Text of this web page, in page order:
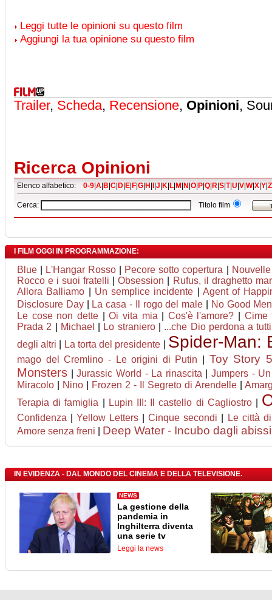
Leggi tutte le opinioni su questo film
Aggiungi la tua opinione su questo film
Trailer, Scheda, Recensione, Opinioni,
Ricerca Opinioni
Elenco alfabetico: 0-9 A B C D E F G H J K L M N O P Q R S T|U V W|X Y Z
Cerca: Titolo film
I FILM OGGI IN PROGRAMMAZIONE:
Blue L'Hangar Rosso Pecore sotto copertura
Rocco e i suoi fratelli |Obsession
Rufus, il draghetto
Allora Balliamo
Un semplice incidente
Agent of
Disclosure Day| La casa - Il rogo del male
No Good Men
Le cose non dette|Oi vita mia Cos'è l'amore?
Cime
Prada 2
Michael Lo straniero| ...che Dio perdona a tutti
degli altri
La torta del presidente Spider-Man:
mago del Cremlino - Le origini di Putin Toy Story 5
Monsters |Jurassic World - La rinascita
Jumpers -
Miracolo
Nino Frozen 2 - Il Segreto di Arendelle
Terapia di famiglia
Lupin III: Il castello di Cagliostro|
Confidenza |Yellow Letters |Cinque secondi
Le città
Amore senza freni
Deep Water - Incubo dagli abissi
IN EVIDENZA - DAL MONDO DEL CINEMA E DELLA TELEVISIONE.
NEWS
La gestione della
pandemia in
Inghilterra diventa
una serie tv
Leggi la news